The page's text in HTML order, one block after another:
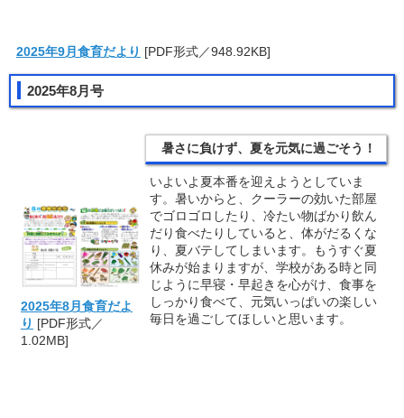
2025年9月食育だより [PDF形式／948.92KB]
2025年8月号
2025年8月食育だよ
り [PDF形式／
1.02MB]
暑さに負けず、夏を元気に過ごそう！
いよいよ夏本番を迎えようとしていま
す。暑いからと、クーラーの効いた部屋
でゴロゴロしたり、冷たい物ばかり飲ん
だり食べたりしていると、体がだるくな
り、夏バテしてしまいます。もうすぐ夏
休みが始まりますが、学校がある時と同
じように早寝・早起きを心がけ、食事を
しっかり食べて、元気いっぱいの楽しい
毎日を過ごしてほしいと思います。